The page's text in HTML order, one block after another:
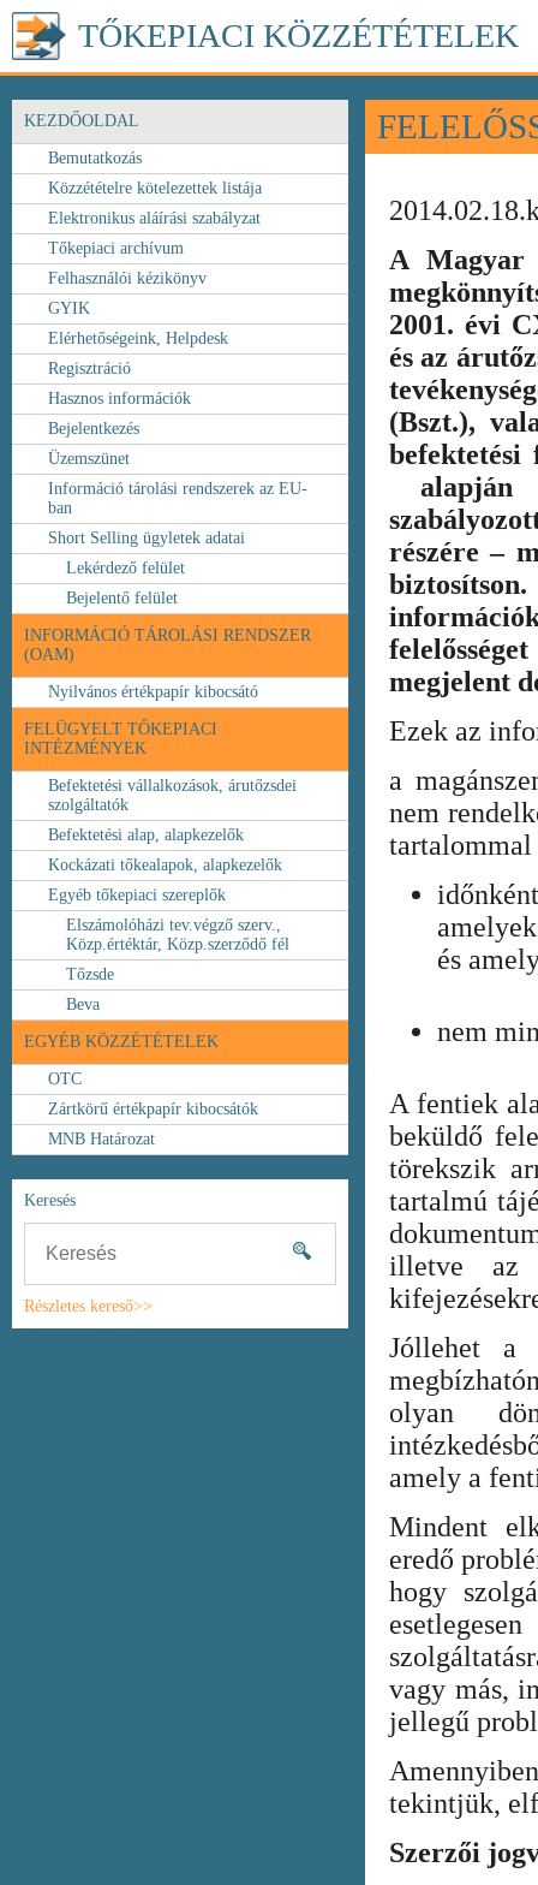
TŐKEPIACI KÖZZÉTÉTELEK
KEZDŐOLDAL
Bemutatkozás
Közzétételre kötelezettek listája
Elektronikus aláírási szabályzat
Tőkepiaci archívum
Felhasználói kézikönyv
GYIK
Elérhetőségeink, Helpdesk
Regisztráció
Hasznos információk
Bejelentkezés
Üzemszünet
Információ tárolási rendszerek az EU-
ban
Short Selling ügyletek adatai
Lekérdező felület
Bejelentő felület
INFORMÁCIÓ TÁROLÁSI RENDSZER
(OAM)
Nyilvános értékpapír kibocsátó
FELÜGYELT TŐKEPIACI
INTÉZMÉNYEK
Befektetési vállalkozások, árutőzsdei
szolgáltatók
Befektetési alap, alapkezelők
Kockázati tőkealapok, alapkezelők
Egyéb tőkepiaci szereplők
Elszámolóházi tev.végző szerv.,
Közp.értéktár, Közp.szerződő fél
Tőzsde
Beva
EGYÉB KÖZZÉTÉTELEK
OTC
Zártkörű értékpapír kibocsátók
MNB Határozat
Keresés
Részletes kereső>>
A Magyar
2001. évi
és az
(Bszt.),
alapján
részére –
megjelent
Ezek az
a
nem
és
nem
A fentiek
beküldő
törekszik
tartalmú
illetve az
Jóllehet a
olyan
amely a
Mindent
eredő
hogy
vagy más,
jellegű
tekintjük,
Szerzői